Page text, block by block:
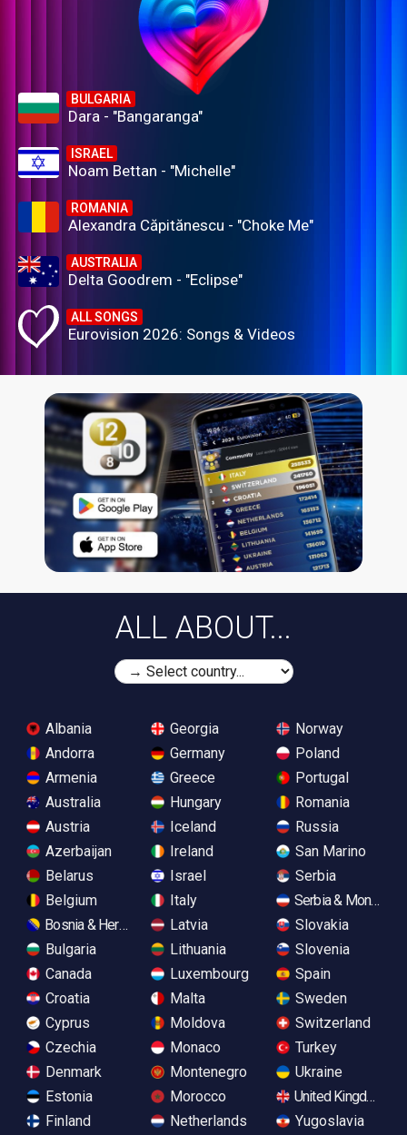
BULGARIA
Dara - "Bangaranga"
ISRAEL
Noam Bettan - "Michelle"
ROMANIA
Alexandra Căpitănescu - "Choke Me"
AUSTRALIA
Delta Goodrem - "Eclipse"
ALL SONGS
Eurovision 2026: Songs & Videos
ALL ABOUT...
Albania
Andorra
Armenia
Australia
Austria
Azerbaijan
Belarus
Belgium
Bosnia & Herzegovina
Bulgaria
Canada
Croatia
Cyprus
Czechia
Denmark
Estonia
Finland
Georgia
Germany
Greece
Hungary
Iceland
Ireland
Israel
Italy
Latvia
Lithuania
Luxembourg
Malta
Moldova
Monaco
Montenegro
Morocco
Netherlands
Norway
Poland
Portugal
Romania
Russia
San Marino
Serbia
Serbia &
Slovakia
Slovenia
Spain
Sweden
Switzerland
Turkey
Ukraine
United Kingdom
Yugoslavia